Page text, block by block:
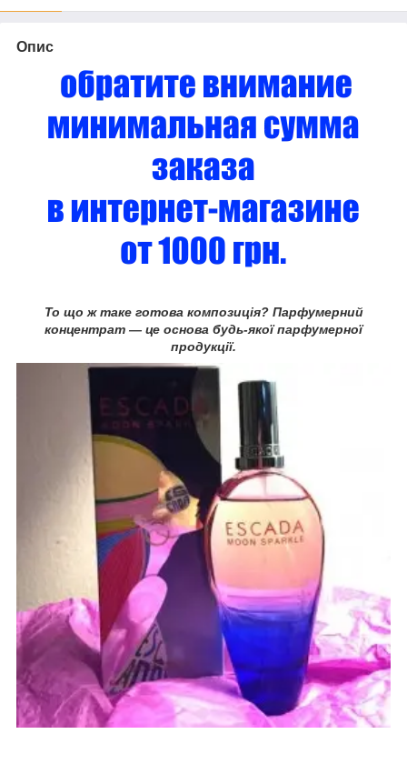
Опис
То що ж таке готова композиція? Парфумерний
концентрат — це основа будь-якої парфумерної
продукції.